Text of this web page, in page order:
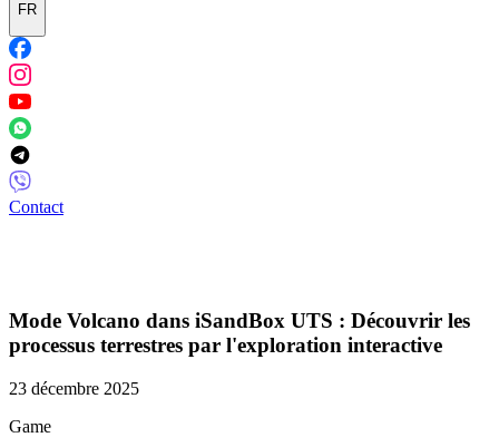
FR
Contact
Mode Volcano dans iSandBox UTS : Découvrir les
processus terrestres par l'exploration interactive
23 décembre 2025
Game